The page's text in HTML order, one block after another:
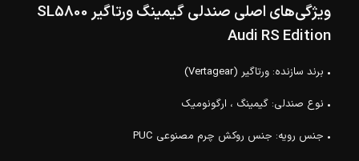
ویژگی‌های اصلی صندلی گیمینگ ورتاگیر SL5800
Audi RS Edition
• برند سازنده: ورتاگیر (Vertagear)
• نوع صندلی: گیمینگ ، ارگونومیک
• جنس رویه: جنس روکش چرم مصنوعی PUC